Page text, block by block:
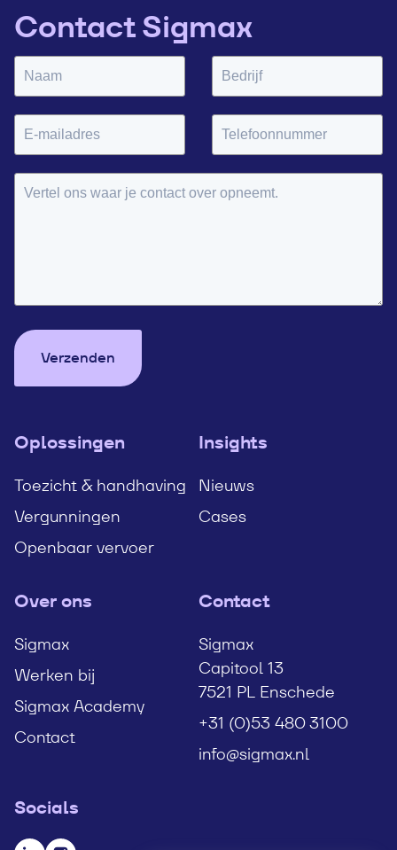
Contact Sigmax
Verzenden
Oplossingen
Toezicht & handhaving
Vergunningen
Openbaar vervoer
Insights
Nieuws
Cases
Over ons
Sigmax
Werken bij
Sigmax Academy
Contact
Contact
Sigmax
Capitool 13
7521 PL Enschede
+31 (0)53 480 3100
info@sigmax.nl
Socials